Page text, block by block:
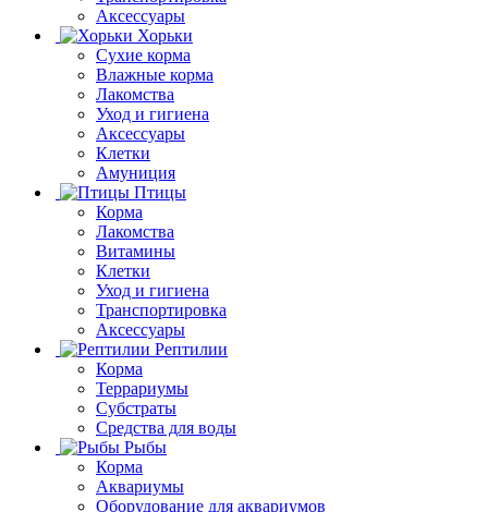
Аксессуары
Хорьки
Сухие корма
Влажные корма
Лакомства
Уход и гигиена
Аксессуары
Клетки
Амуниция
Птицы
Корма
Лакомства
Витамины
Клетки
Уход и гигиена
Транспортировка
Аксессуары
Рептилии
Корма
Террариумы
Субстраты
Средства для воды
Рыбы
Корма
Аквариумы
Оборудование для аквариумов